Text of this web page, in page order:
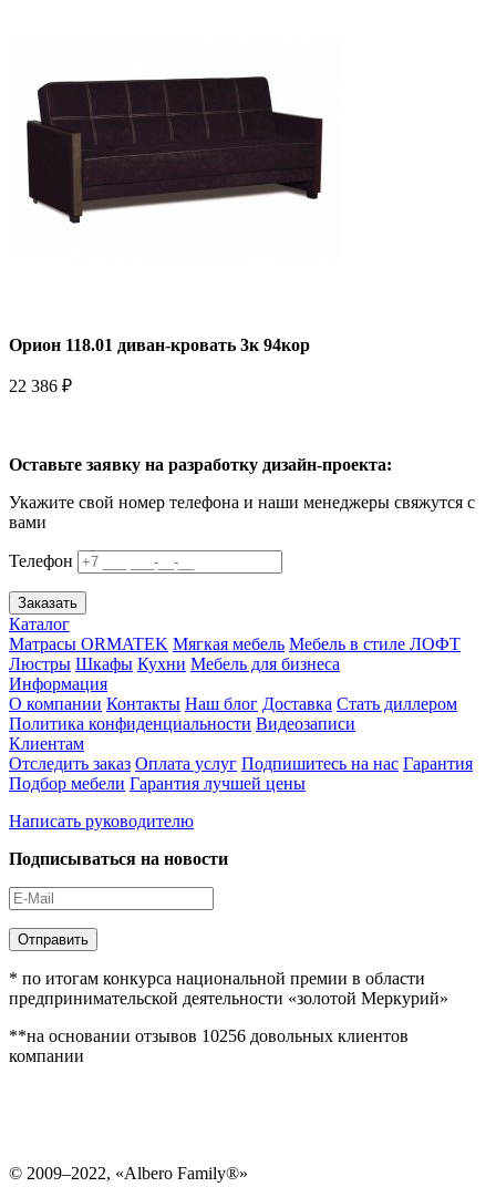
Орион 118.01 диван-кровать 3к 94кор
22 386 ₽
Оставьте заявку на разработку дизайн-проекта:
Укажите свой номер телефона и наши менеджеры свяжутся с
вами
Телефон
Заказать
Каталог
Матрасы ORMATEK Мягкая мебель Мебель в стиле ЛОФТ
Люстры Шкафы Кухни Мебель для бизнеса
Информация
О компании Контакты Наш блог Доставка Стать диллером
Политика конфиденциальности Видеозаписи
Клиентам
Отследить заказ Оплата услуг Подпишитесь на нас Гарантия
Подбор мебели Гарантия лучшей цены
Написать руководителю
Подписываться на новости
Отправить
* по итогам конкурса национальной премии в области
предпринимательской деятельности «золотой Меркурий»
**на основании отзывов 10256 довольных клиентов
компании
© 2009–2022, «Albero Family®»